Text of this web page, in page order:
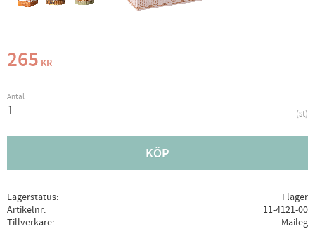
265 KR
Antal
st
KÖP
Lagerstatus
I lager
Artikelnr
11-4121-00
Tillverkare
Maileg